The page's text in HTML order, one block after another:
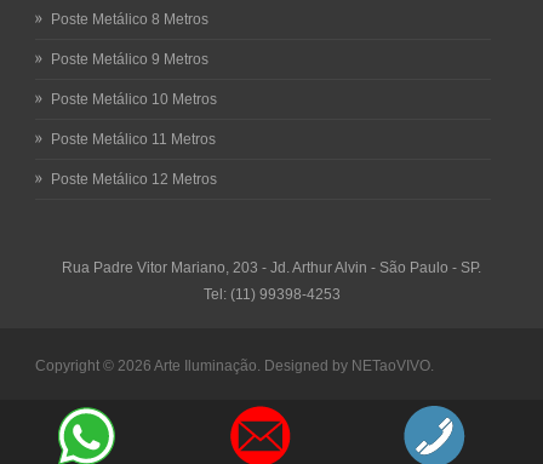
Poste Metálico 8 Metros
Poste Metálico 9 Metros
Poste Metálico 10 Metros
Poste Metálico 11 Metros
Poste Metálico 12 Metros
Rua Padre Vitor Mariano, 203 - Jd. Arthur Alvin - São Paulo - SP.
Tel: (11) 99398-4253
Copyright © 2026 Arte Iluminação. Designed by NETaoVIVO.